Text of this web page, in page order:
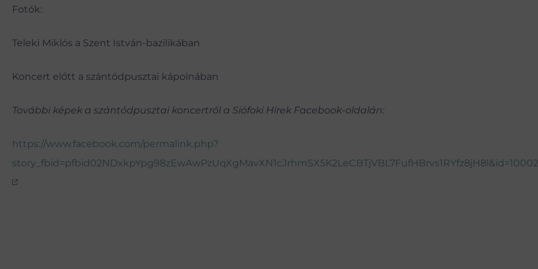
Fotók:
Teleki Miklós a Szent István-bazilikában
Koncert előtt a szántódpusztai kápolnában
További képek a szántódpusztai koncertről a Siófoki Hírek Facebook-oldalán:
https://www.facebook.com/permalink.php?